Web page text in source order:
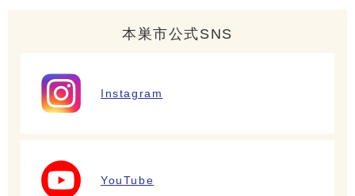
本巣市公式SNS
Instagram
YouTube